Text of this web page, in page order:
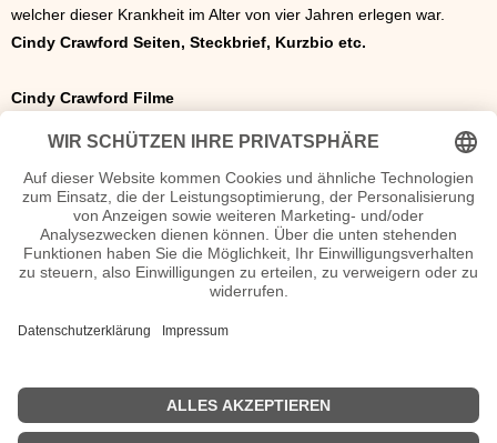
welcher dieser Krankheit im Alter von vier Jahren erlegen war.
Cindy Crawford Seiten, Steckbrief, Kurzbio etc.
Cindy Crawford Filme
1987: Das Geheimnis meines Erfolges
1992: Shape your Body
1993: Cindy Crawford: The Next Challenge
1995: Fair Game
1995: Catwalk
2000: The Simian Line
2009: Die Zauberer vom Waverly Place